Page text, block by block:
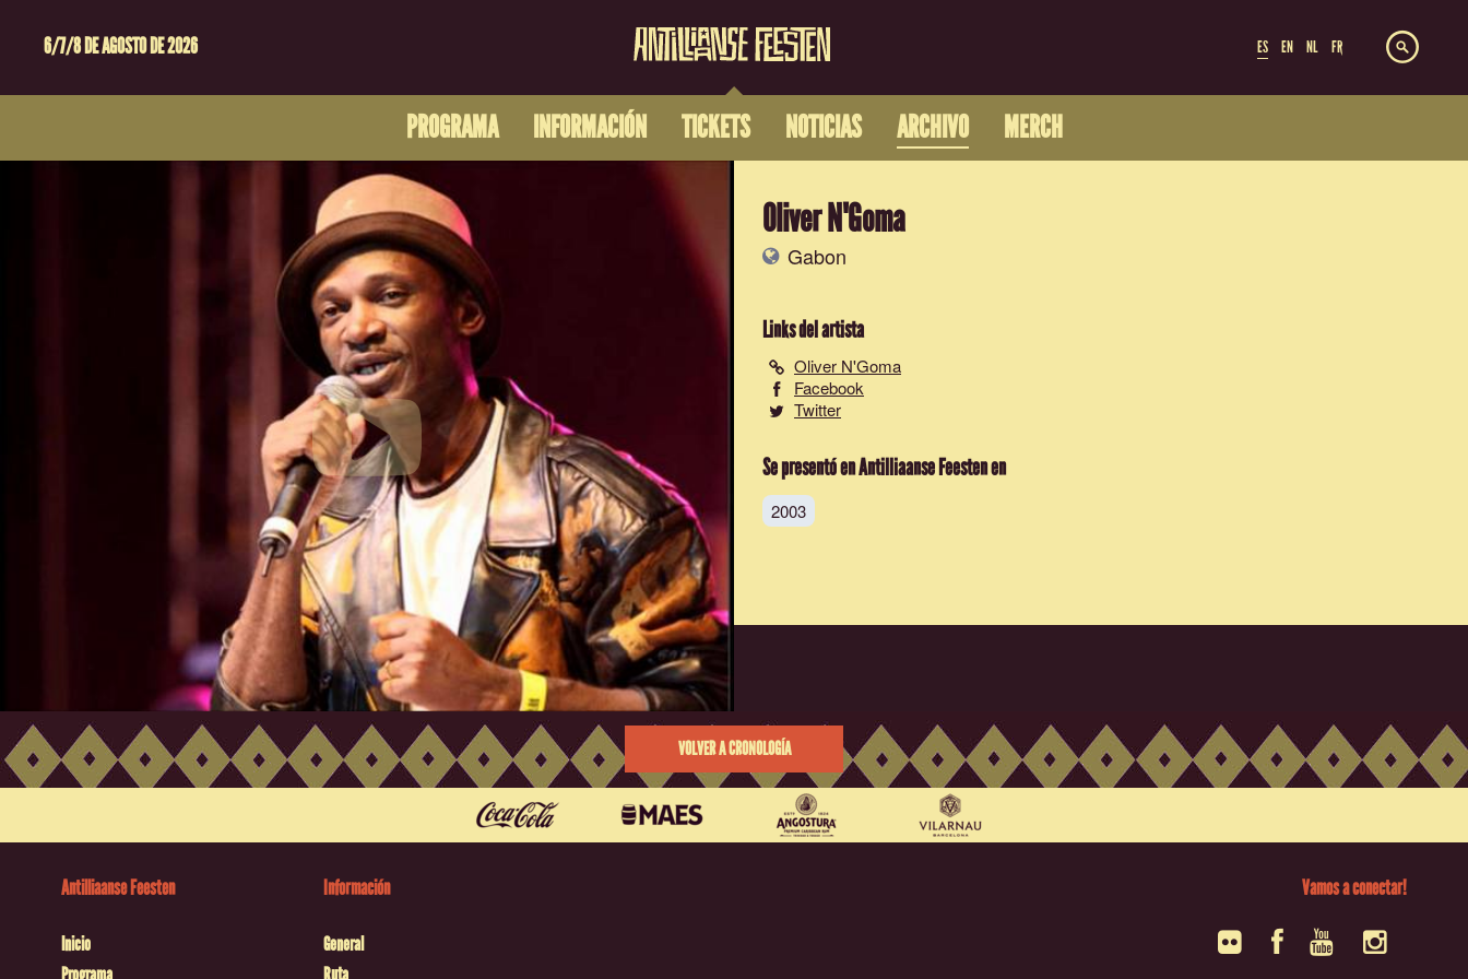
6/7/8 DE AGOSTO DE 2026 ES EN NL FR
PROGRAMA INFORMACIÓN TICKETS NOTICIAS ARCHIVO MERCH
Oliver N'Goma
Gabon
Links del artista
Oliver N'Goma
Facebook
Twitter
Se presentó en Antilliaanse Feesten en
2003
VOLVER A CRONOLOGÍA
Antilliaanse Feesten
Inicio
Programa
Información
General
Ruta
Vamos a conectar!